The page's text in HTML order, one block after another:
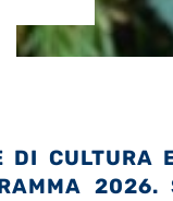
CULTURA